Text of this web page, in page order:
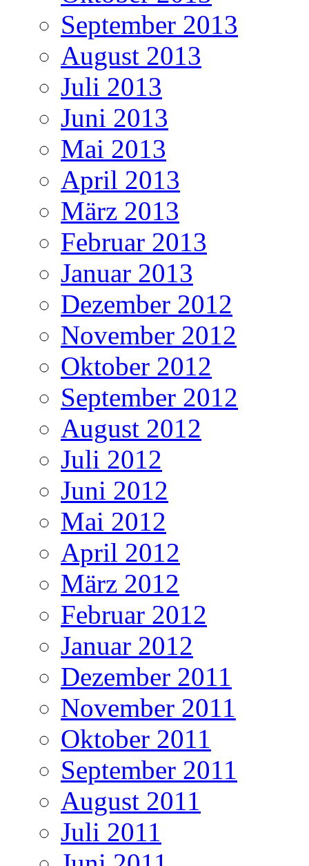
September 2013
August 2013
Juli 2013
Juni 2013
Mai 2013
April 2013
März 2013
Februar 2013
Januar 2013
Dezember 2012
November 2012
Oktober 2012
September 2012
August 2012
Juli 2012
Juni 2012
Mai 2012
April 2012
März 2012
Februar 2012
Januar 2012
Dezember 2011
November 2011
Oktober 2011
September 2011
August 2011
Juli 2011